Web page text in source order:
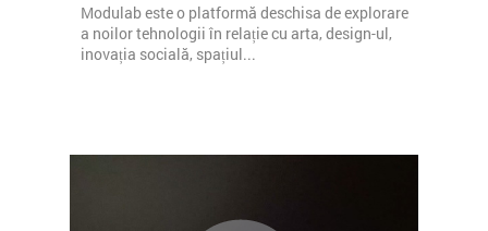
Modulab este o platformă deschisa de explorare
a noilor tehnologii în relație cu arta, design-ul,
inovația socială, spațiul...